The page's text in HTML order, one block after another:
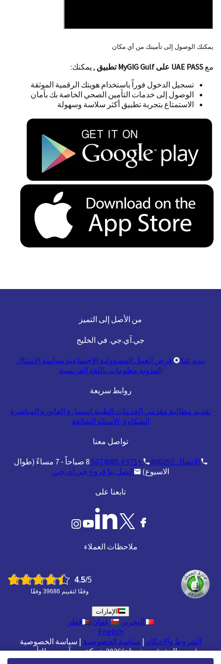
السابقة (الأمراض المزمنة قبل التعاقد)، وعدم
الإفصاح عنها قد يؤدي إلى استثنائها واستثناء أي
مضاعفات ناتجة عنها من التغطية.
يمكنك الوصول إلى تأمينك من أي مكان
مع UAE PASS على MyGIG Gulf تطبيق
, يمكنك:
تسجيل الدخول فوراً باستخدام هويتك الرقمية الموثقة
الوصول إلى خدمات التأمين الصحي الخاصة بك بأمان
الاستمتاع بتجربة تطبيق أكثر سلاسة وسهولة
من الأصل إلى التميز
جي.آي.جي. في الخليج
نبذه عنا فرص العمل المسؤولية الاجتماعية سياسة الامتثال
المدونة معلومات باللغة الفرنسية
روابط سريعة
تقديم مطالبة مقدمي الخدمات الطبية استمارة الفاتورة المباشرة
الشكاوى الأسئلة الشائعة
تواصل معنا
الاتصال 800292
+971 4 5074085
8 صباحاً - 7 مساءً (طوال
الاسبوع)
اتصل بنا فروع جي.آي.جي.
تابعنا على
ملاحظات العملاء
4.5/5
وفقًا لتقييم 39686 وفقًا
الإمارات
البحرين عمان
قطر
English
الشروط والاحكام | سياسة الخصوصية | سياسة الخصوصية
(جميع الحقوق محفوظة)2026 شركة جي.آي.جي. للتأمين
(الخليج) ش.م.ب (م)|منظّمة من قبل هيئة التأمين في دولة